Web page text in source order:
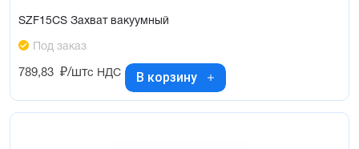
SZF15CS Захват вакуумный
Под заказ
789,83 ₽/штс НДС В корзину